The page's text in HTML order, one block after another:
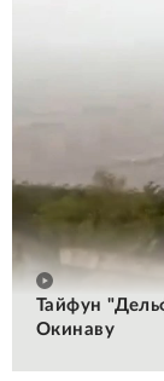
Тайфун
Окинаву